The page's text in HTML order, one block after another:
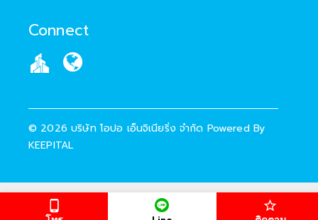
Connect
© 2026 บริษัท โอปอ เอ็นจิเนียริ่ง จำกัด Powered By
KEEPITAL